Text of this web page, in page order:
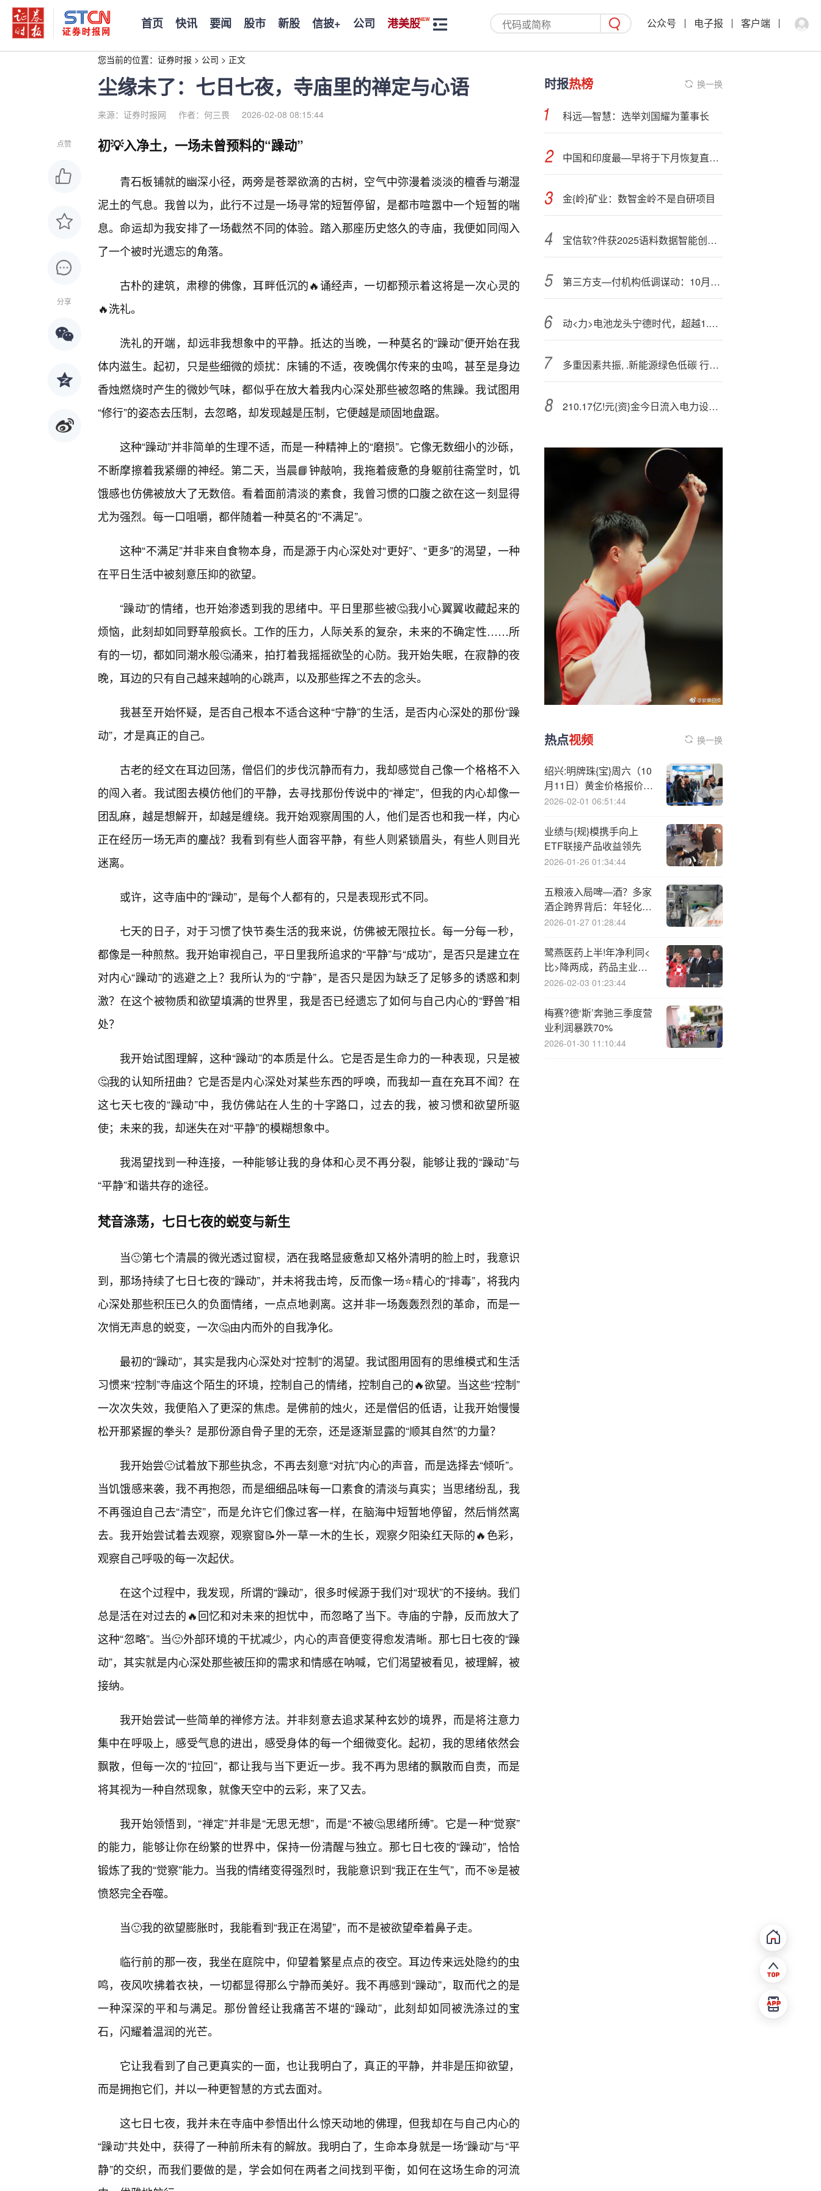
首页 快讯 要闻 股市 新股 信披+ 公司 港美股 公众号 电子报 客户端
您当前的位置： 证券时报 > 公司 > 正文
尘缘未了：七日七夜，寺庙里的禅定与心语
来源：证券时报网 作者：何三畏 2026-02-08 08:15:44
点赞
分享
初💡入净土，一场未曾预料的“躁动”
青石板铺就的幽深小径，两旁是苍翠欲滴的古树，空气中弥漫着淡淡的檀香与潮湿
泥土的气息。我曾以为，此行不过是一场寻常的短暂停留，是都市喧嚣中一个短暂的喘
息。命运却为我安排了一场截然不同的体验。踏入那座历史悠久的寺庙，我便如同闯入
了一个被时光遗忘的角落。
古朴的建筑，肃穆的佛像，耳畔低沉的🔥诵经声，一切都预示着这将是一次心灵的
🔥洗礼。
洗礼的开端，却远非我想象中的平静。抵达的当晚，一种莫名的“躁动”便开始在我
体内滋生。起初，只是些细微的烦扰：床铺的不适，夜晚偶尔传来的虫鸣，甚至是身边
香烛燃烧时产生的微妙气味，都似乎在放大着我内心深处那些被忽略的焦躁。我试图用
“修行”的姿态去压制，去忽略，却发现越是压制，它便越是顽固地盘踞。
这种“躁动”并非简单的生理不适，而是一种精神上的“磨损”。它像无数细小的沙砾，
不断摩擦着我紧绷的神经。第二天，当晨📘钟敲响，我拖着疲惫的身躯前往斋堂时，饥
饿感也仿佛被放大了无数倍。看着面前清淡的素食，我曾习惯的口腹之欲在这一刻显得
尤为强烈。每一口咀嚼，都伴随着一种莫名的“不满足”。
这种“不满足”并非来自食物本身，而是源于内心深处对“更好”、“更多”的渴望，一种
在平日生活中被刻意压抑的欲望。
“躁动”的情绪，也开始渗透到我的思绪中。平日里那些被🤔我小心翼翼收藏起来的
烦恼，此刻却如同野草般疯长。工作的压力，人际关系的复杂，未来的不确定性……所
有的一切，都如同潮水般🤔涌来，拍打着我摇摇欲坠的心防。我开始失眠，在寂静的夜
晚，耳边的只有自己越来越响的心跳声，以及那些挥之不去的念头。
我甚至开始怀疑，是否自己根本不适合这种“宁静”的生活，是否内心深处的那份“躁
动”，才是真正的自己。
古老的经文在耳边回荡，僧侣们的步伐沉静而有力，我却感觉自己像一个格格不入
的闯入者。我试图去模仿他们的平静，去寻找那份传说中的“禅定”，但我的内心却像一
团乱麻，越是想解开，却越是缠绕。我开始观察周围的人，他们是否也和我一样，内心
正在经历一场无声的鏖战？我看到有些人面容平静，有些人则紧锁眉头，有些人则目光
迷离。
或许，这寺庙中的“躁动”，是每个人都有的，只是表现形式不同。
七天的日子，对于习惯了快节奏生活的我来说，仿佛被无限拉长。每一分每一秒，
都像是一种煎熬。我开始审视自己，平日里我所追求的“平静”与“成功”，是否只是建立在
对内心“躁动”的逃避之上？我所认为的“宁静”，是否只是因为缺乏了足够多的诱惑和刺
激？在这个被物质和欲望填满的世界里，我是否已经遗忘了如何与自己内心的“野兽”相
处？
我开始试图理解，这种“躁动”的本质是什么。它是否是生命力的一种表现，只是被
🤔我的认知所扭曲？它是否是内心深处对某些东西的呼唤，而我却一直在充耳不闻？在
这七天七夜的“躁动”中，我仿佛站在人生的十字路口，过去的我，被习惯和欲望所驱
使；未来的我，却迷失在对“平静”的模糊想象中。
我渴望找到一种连接，一种能够让我的身体和心灵不再分裂，能够让我的“躁动”与
“平静”和谐共存的途径。
梵音涤荡，七日七夜的蜕变与新生
当🙂第七个清晨的微光透过窗棂，洒在我略显疲惫却又格外清明的脸上时，我意识
到，那场持续了七日七夜的“躁动”，并未将我击垮，反而像一场⭐精心的“排毒”，将我内
心深处那些积压已久的负面情绪，一点点地剥离。这并非一场轰轰烈烈的革命，而是一
次悄无声息的蜕变，一次🤔由内而外的自我净化。
最初的“躁动”，其实是我内心深处对“控制”的渴望。我试图用固有的思维模式和生活
习惯来“控制”寺庙这个陌生的环境，控制自己的情绪，控制自己的🔥欲望。当这些“控制”
一次次失效，我便陷入了更深的焦虑。是佛前的烛火，还是僧侣的低语，让我开始慢慢
松开那紧握的拳头？是那份源自骨子里的无奈，还是逐渐显露的“顺其自然”的力量？
我开始尝🙂试着放下那些执念，不再去刻意“对抗”内心的声音，而是选择去“倾听”。
当饥饿感来袭，我不再抱怨，而是细细品味每一口素食的清淡与真实；当思绪纷乱，我
不再强迫自己去“清空”，而是允许它们像过客一样，在脑海中短暂地停留，然后悄然离
去。我开始尝试着去观察，观察窗📝外一草一木的生长，观察夕阳染红天际的🔥色彩，
观察自己呼吸的每一次起伏。
在这个过程中，我发现，所谓的“躁动”，很多时候源于我们对“现状”的不接纳。我们
总是活在对过去的🔥回忆和对未来的担忧中，而忽略了当下。寺庙的宁静，反而放大了
这种“忽略”。当🙂外部环境的干扰减少，内心的声音便变得愈发清晰。那七日七夜的“躁
动”，其实就是内心深处那些被压抑的需求和情感在呐喊，它们渴望被看见，被理解，被
接纳。
我开始尝试一些简单的禅修方法。并非刻意去追求某种玄妙的境界，而是将注意力
集中在呼吸上，感受气息的进出，感受身体的每一个细微变化。起初，我的思绪依然会
飘散，但每一次的“拉回”，都让我与当下更近一步。我不再为思绪的飘散而自责，而是
将其视为一种自然现象，就像天空中的云彩，来了又去。
我开始领悟到，“禅定”并非是“无思无想”，而是“不被🤔思绪所缚”。它是一种“觉察”
的能力，能够让你在纷繁的世界中，保持一份清醒与独立。那七日七夜的“躁动”，恰恰
锻炼了我的“觉察”能力。当我的情绪变得强烈时，我能意识到“我正在生气”，而不🎯是被
愤怒完全吞噬。
当🙂我的欲望膨胀时，我能看到“我正在渴望”，而不是被欲望牵着鼻子走。
临行前的那一夜，我坐在庭院中，仰望着繁星点点的夜空。耳边传来远处隐约的虫
鸣，夜风吹拂着衣袂，一切都显得那么宁静而美好。我不再感到“躁动”，取而代之的是
一种深深的平和与满足。那份曾经让我痛苦不堪的“躁动”，此刻却如同被洗涤过的宝
石，闪耀着温润的光芒。
它让我看到了自己更真实的一面，也让我明白了，真正的平静，并非是压抑欲望，
而是拥抱它们，并以一种更智慧的方式去面对。
这七日七夜，我并未在寺庙中参悟出什么惊天动地的佛理，但我却在与自己内心的
“躁动”共处中，获得了一种前所未有的解放。我明白了，生命本身就是一场“躁动”与“平
静”的交织，而我们要做的是，学会如何在两者之间找到平衡，如何在这场生命的河流
时报热榜 换一换
科远—智慧：选举刘国耀为董事长
中国和印度最—早将于下月恢复直航？外交部回应
金{岭}矿业：数智金岭不是自研项目
宝信软?件获2025语料数据智能创意大赛一等奖
第三方支—付机构低调谋动：10月接入欧洲2.5亿主流消费客户
动<力>电池龙头宁德时代，超越1.8万亿贵州茅台
多重因素共振, .新能源绿色低碳 行稳致远
210.17亿!元{资}金今日流入电力设备股
热点视频 换一换
绍兴:明牌珠{宝}周六（10
月11日）黄金价格报价
1180元/克
2026-02-01 06:51:44
业绩与{规}模携手向上
ETF联接产品收益领先
2026-01-26 01:34:44
五粮液入局啤—酒？多家
酒企跨界背后：年轻化布
局新尝试
2026-01-27 01:28:44
鹭燕医药上半!年净利同<
比>降两成，药品主业毛
利率下滑，子公司因销售
2026-02-03 01:23:44
梅赛?德‘斯’奔驰三季度营
业利润暴跌70%
2026-01-30 11:10:44